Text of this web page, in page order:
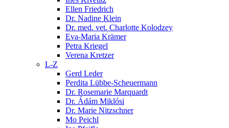
Ellen Friedrich
Dr. Nadine Klein
Dr. med. vet. Charlotte Kolodzey
Eva-Maria Krämer
Petra Kriegel
Verena Kretzer
L-Z
Gerd Leder
Perdita Lübbe-Scheuermann
Dr. Rosemarie Marquardt
Dr. Ádám Miklósi
Dr. Marie Nitzschner
Mo Peichl